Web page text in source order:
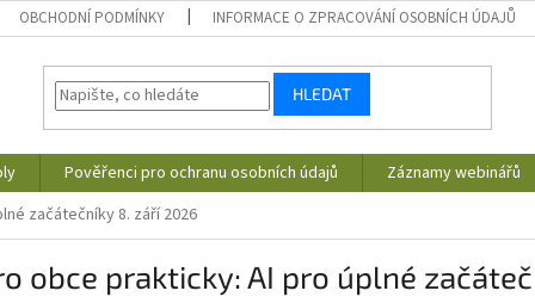
OBCHODNÍ PODMÍNKY INFORMACE O ZPRACOVÁNÍ OSOBNÍCH ÚDAJŮ
HLEDAT
Pověřenci pro ochranu osobních údajů
Záznamy webinářů
začátečníky 8. září 2026
obce prakticky: AI pro úplné